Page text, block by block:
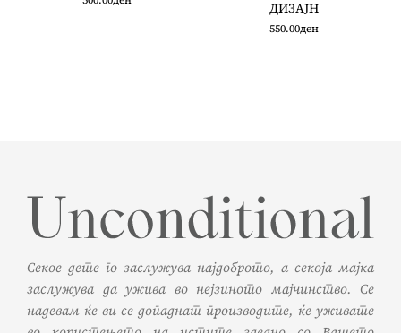
ДИЗАЈН
550.00ден
Секое дете го заслужува најдоброто, а секоја мајка
заслужува да ужива во нејзиното мајчинство. Се
надевам ќе ви се допаднат производите, ќе уживате